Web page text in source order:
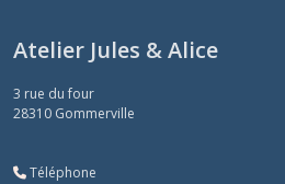
Atelier Jules & Alice
3 rue du four
28310 Gommerville
Téléphone